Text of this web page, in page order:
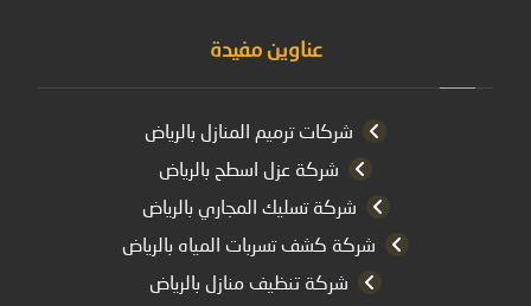
عناوين مفيدة
شركات ترميم المنازل بالرياض
شركة عزل اسطح بالرياض
شركة تسليك المجاري بالرياض
شركة كشف تسربات المياه بالرياض
شركة تنظيف منازل بالرياض